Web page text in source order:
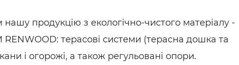
Резюме
продукцію з екологічно-чистого матеріалу -
терасові системи (терасна дошка та
і огорожі, а також регульовані опори.